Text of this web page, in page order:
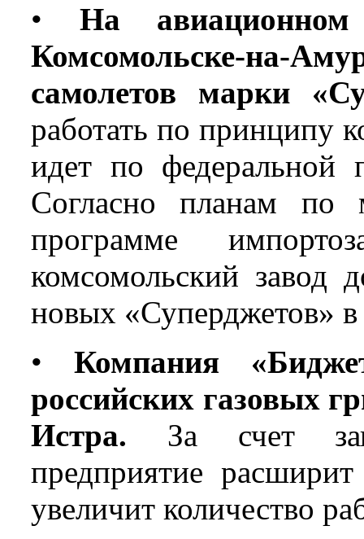
• На
Комсомольске-на-
самолетов марки
работать по принципу
идет по федеральной
Согласно планам по
программе
комсомольский завод
новых «Суперджетов» в
• Компания
российских газовых
Истра. За счет
предприятие
увеличит количество